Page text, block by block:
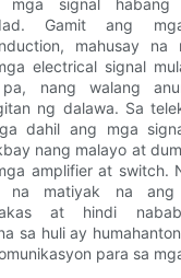
Gamit ang
mahusay na
electrical signal
nang walang
ng dalawa. Sa
dahil ang mga
nang malayo at
amplifier at switch.
na matiyak na
at hindi
sa huli ay
para sa